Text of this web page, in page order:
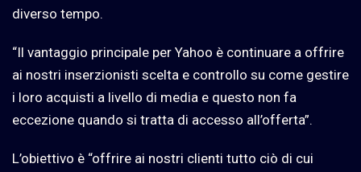
diverso tempo.
“Il vantaggio principale per Yahoo è continuare a offrire
ai nostri inserzionisti scelta e controllo su come gestire
i loro acquisti a livello di media e questo non fa
eccezione quando si tratta di accesso all’offerta”.
L’obiettivo è “offrire ai nostri clienti tutto ciò di cui